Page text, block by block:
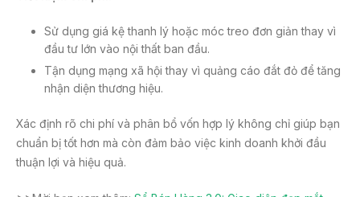
Sử dụng giá kệ thanh lý hoặc móc treo đơn giản thay vì
đầu tư lớn vào nội thất ban đầu.
Tận dụng mạng xã hội thay vì quảng cáo đắt đỏ để tăng
nhận diện thương hiệu.
Xác định rõ chi phí và phân bổ vốn hợp lý không chỉ giúp bạn
chuẩn bị tốt hơn mà còn đảm bảo việc kinh doanh khởi đầu
thuận lợi và hiệu quả.